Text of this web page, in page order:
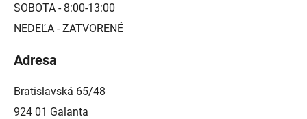
SOBOTA - 8:00-13:00
NEDEĽA - ZATVORENÉ
Adresa
Bratislavská 65/48
924 01 Galanta